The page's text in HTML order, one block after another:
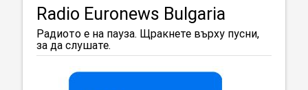
Radio Euronews Bulgaria
Радиото е на пауза. Щракнете върху пусни,
за да слушате.